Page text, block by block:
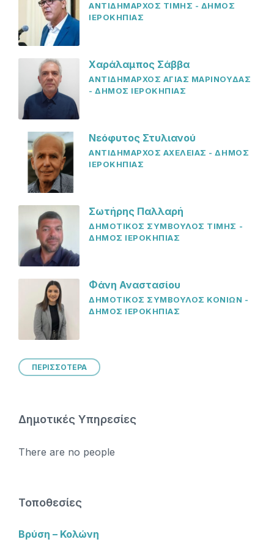
ΑΝΤΙΔΗΜΑΡΧΟΣ ΤΙΜΗΣ - ΔΗΜΟΣ
ΙΕΡΟΚΗΠΙΑΣ
Χαράλαμπος Σάββα
ΑΝΤΙΔΗΜΑΡΧΟΣ ΑΓΙΑΣ ΜΑΡΙΝΟΥΔΑΣ
- ΔΗΜΟΣ ΙΕΡΟΚΗΠΙΑΣ
Νεόφυτος Στυλιανού
ΑΝΤΙΔΗΜΑΡΧΟΣ ΑΧΕΛΕΙΑΣ - ΔΗΜΟΣ
ΙΕΡΟΚΗΠΙΑΣ
Σωτήρης Παλλαρή
ΔΗΜΟΤΙΚΟΣ ΣΥΜΒΟΥΛΟΣ ΤΙΜΗΣ -
ΔΗΜΟΣ ΙΕΡΟΚΗΠΙΑΣ
Φάνη Αναστασίου
ΔΗΜΟΤΙΚΟΣ ΣΥΜΒΟΥΛΟΣ ΚΟΝΙΩΝ -
ΔΗΜΟΣ ΙΕΡΟΚΗΠΙΑΣ
ΠΕΡΙΣΣΟΤΕΡΑ
Δημοτικές Υπηρεσίες
There are no people
Τοποθεσίες
Βρύση – Κολώνη